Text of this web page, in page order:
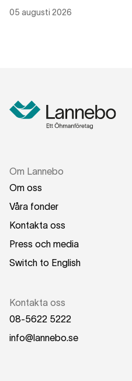
05 augusti 2026
Om Lannebo
Om oss
Våra fonder
Kontakta oss
Press och media
Switch to English
Kontakta oss
08-5622 5222
info@lannebo.se